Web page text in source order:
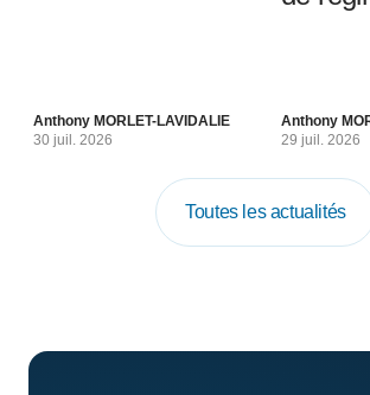
Anthony MORLET-LAVIDALIE
30 juil. 2026
Anthony
29 juil. 2026
Toutes les actualités